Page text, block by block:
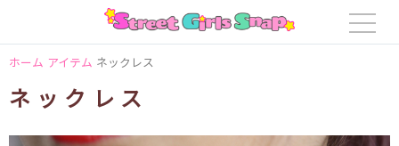
ホーム アイテム ネックレス
ネックレス